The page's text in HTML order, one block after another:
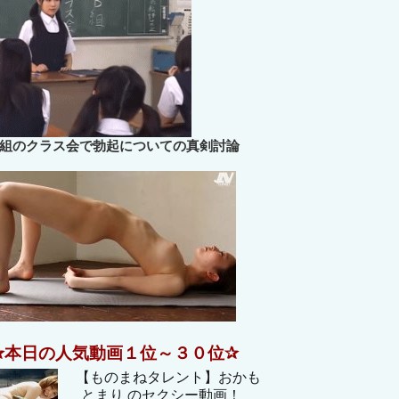
のクラス会で勃起についての真剣討論
日の人気動画１位～３０位✰
【ものまねタレント】おかも
とまり のセクシー動画！